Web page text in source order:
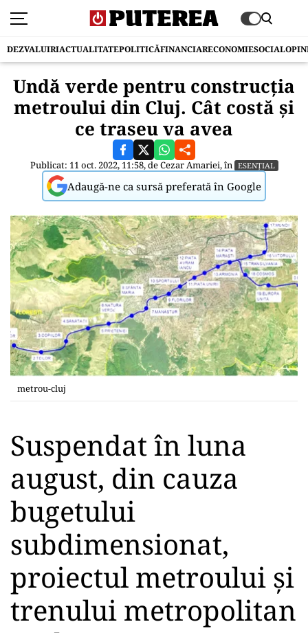
DEZVALUIRIACTUALITATEPOLITICĂFINANCIARECONOMIESOCIAL
Undă verde pentru construcția
metroului din Cluj. Cât costă și
ce traseu va avea
Publicat: 11 oct. 2022, 11:58, deCezar Amariei, în ESENȚIAL
Adaugă-ne ca sursă preferată în Google
metrou-cluj
Suspendat în luna
august, din cauza
bugetului
subdimensionat,
proiectul metroului și
trenului metropolitan